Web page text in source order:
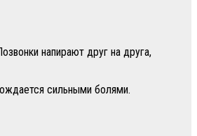
напирают друг на друга,
сильными болями.